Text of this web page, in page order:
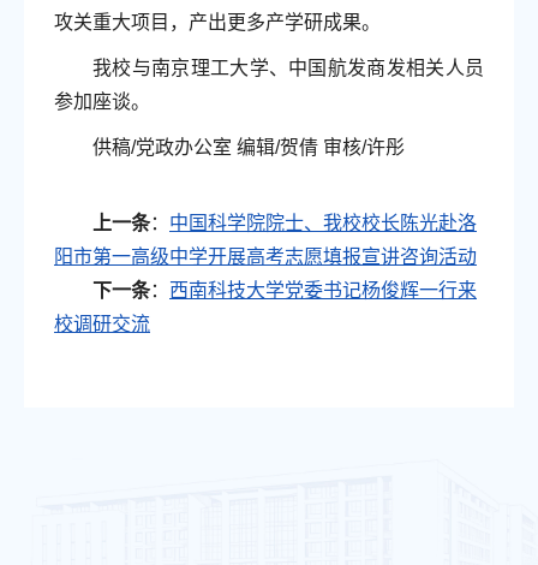
攻关重大项目，产出更多产学研成果。
我校与南京理工大学、中国航发商发相关人员
参加座谈。
供稿/党政办公室 编辑/贺倩 审核/许彤
上一条： 中国科学院院士、我校校长陈光赴洛
阳市第一高级中学开展高考志愿填报宣讲咨询活动
下一条： 西南科技大学党委书记杨俊辉一行来
校调研交流